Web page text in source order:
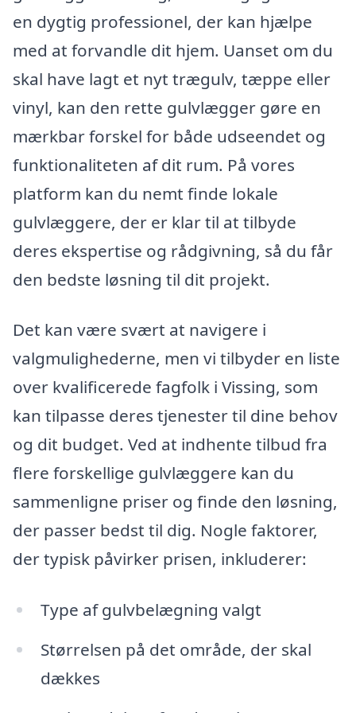
en dygtig professionel, der kan hjælpe
med at forvandle dit hjem. Uanset om du
skal have lagt et nyt trægulv, tæppe eller
vinyl, kan den rette gulvlægger gøre en
mærkbar forskel for både udseendet og
funktionaliteten af dit rum. På vores
platform kan du nemt finde lokale
gulvlæggere, der er klar til at tilbyde
deres ekspertise og rådgivning, så du får
den bedste løsning til dit projekt.
Det kan være svært at navigere i
valgmulighederne, men vi tilbyder en liste
over kvalificerede fagfolk i Vissing, som
kan tilpasse deres tjenester til dine behov
og dit budget. Ved at indhente tilbud fra
flere forskellige gulvlæggere kan du
sammenligne priser og finde den løsning,
der passer bedst til dig. Nogle faktorer,
der typisk påvirker prisen, inkluderer:
Type af gulvbelægning valgt
Størrelsen på det område, der skal
dækkes